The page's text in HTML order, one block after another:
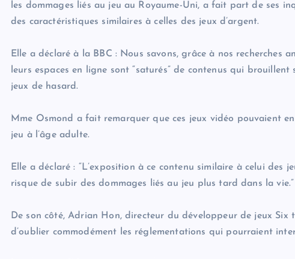
les dommages liés au jeu au Royaume-Uni, a fait part de ses
des caractéristiques similaires à celles des jeux d’argent.
Elle a déclaré à la BBC : Nous savons, grâce à nos recherches
leurs espaces en ligne sont “saturés” de contenus qui
jeux de hasard.
Mme Osmond a fait remarquer que ces jeux vidéo pouvaient
jeu à l’âge adulte.
Elle a déclaré : “L’exposition à ce contenu similaire à celui des
risque de subir des dommages liés au jeu plus tard dans la vie.”
De son côté, Adrian Hon, directeur du développeur de jeux Six
d’oublier commodément les réglementations qui pourraient